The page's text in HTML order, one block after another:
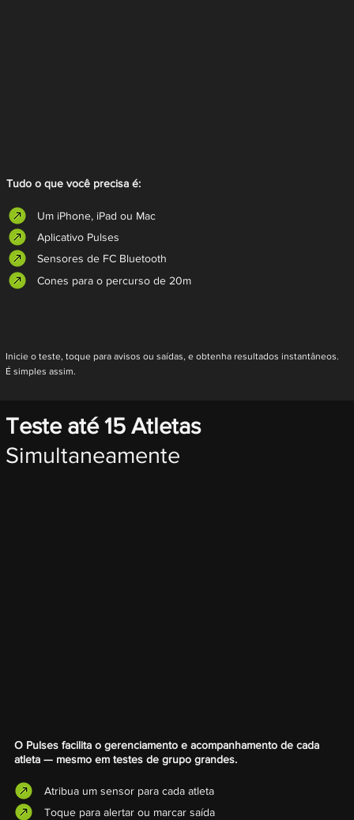
Tudo o que você precisa é:
Um iPhone, iPad ou Mac
Aplicativo Pulses
Sensores de FC Bluetooth
Cones para o percurso de 20m
Inicie o teste, toque para avisos ou saídas, e obtenha resultados instantâneos.
É simples assim.
Teste até 15 Atletas
Simultaneamente
O Pulses facilita o gerenciamento e acompanhamento de cada
atleta — mesmo em testes de grupo grandes.
Atribua um sensor para cada atleta
Toque para alertar ou marcar saída